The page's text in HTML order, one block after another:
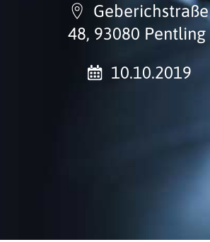
Geberichstraße
48, 93080 Pentling
10.10.2019